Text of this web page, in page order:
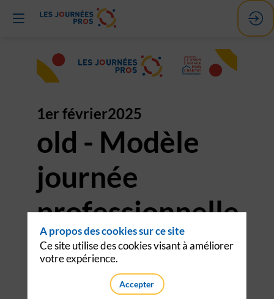
1er février2025
old - Modèle
journée
professionnelle
- présentielle -
Payante
A propos des cookies sur ce site
Ce site utilise des cookies visant à améliorer
votre expérience.
Accepter